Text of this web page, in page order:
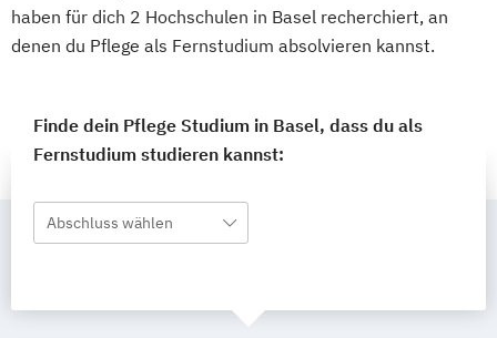
haben für dich 2 Hochschulen in Basel recherchiert, an
denen du Pflege als Fernstudium absolvieren kannst.
Finde dein Pflege Studium in Basel, dass du als
Fernstudium studieren kannst:
Abschluss wählen